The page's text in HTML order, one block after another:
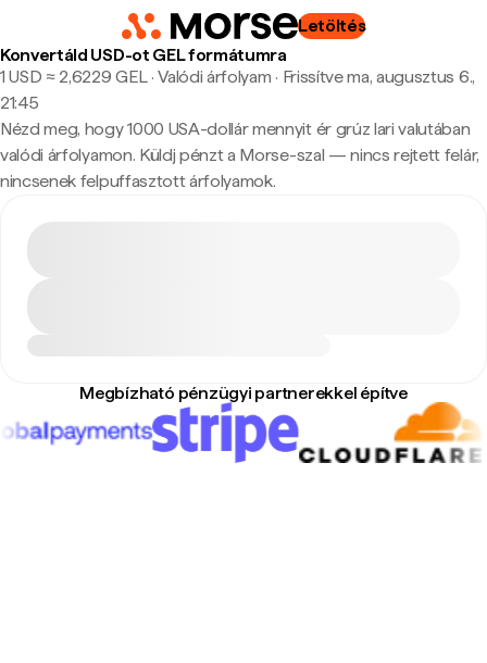
Letöltés
Konvertáld USD-ot GEL formátumra
1 USD ≈ 2,6229 GEL · Valódi árfolyam · Frissítve ma, augusztus 6.,
21:45
Nézd meg, hogy 1000 USA-dollár mennyit ér grúz lari valutában
valódi árfolyamon. Küldj pénzt a Morse-szal — nincs rejtett felár,
nincsenek felpuffasztott árfolyamok.
Megbízható pénzügyi partnerekkel építve